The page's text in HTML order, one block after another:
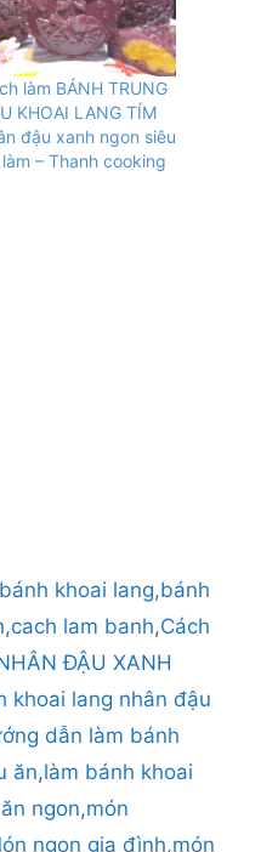
làm BÁNH TRUNG
KHOAI LANG TÍM
đậu xanh ngon siêu
– Thanh cooking
bánh khoai lang,bánh
,cach lam banh,Cách
ÐẬU XANH
khoai lang nhân đậu
dẫn làm bánh
ăn,làm bánh khoai
ngon,món
ngon gia đình,món